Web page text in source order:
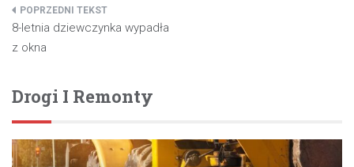
Nawigacja
wpisu
8-letnia dziewczynka wypadła
z okna
Drogi I Remonty